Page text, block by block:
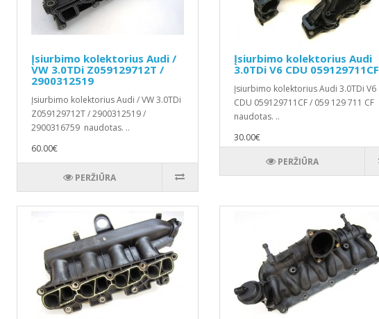
Įsiurbimo kolektorius Audi /
VW 3.0TDi Z059129712T /
2900312519
Įsiurbimo kolektorius Audi / VW 3.0TDi
Z059129712T / 2900312519 /
2900316759 naudotas. ..
60.00€
PERŽIŪRA
Įsiurbimo kolektorius Audi
3.0TDi V6 CDU 059129711CF
Įsiurbimo kolektorius Audi 3.0TDi V6
CDU 059129711CF / 059 129 711 CF
naudotas. ..
30.00€
PERŽIŪRA